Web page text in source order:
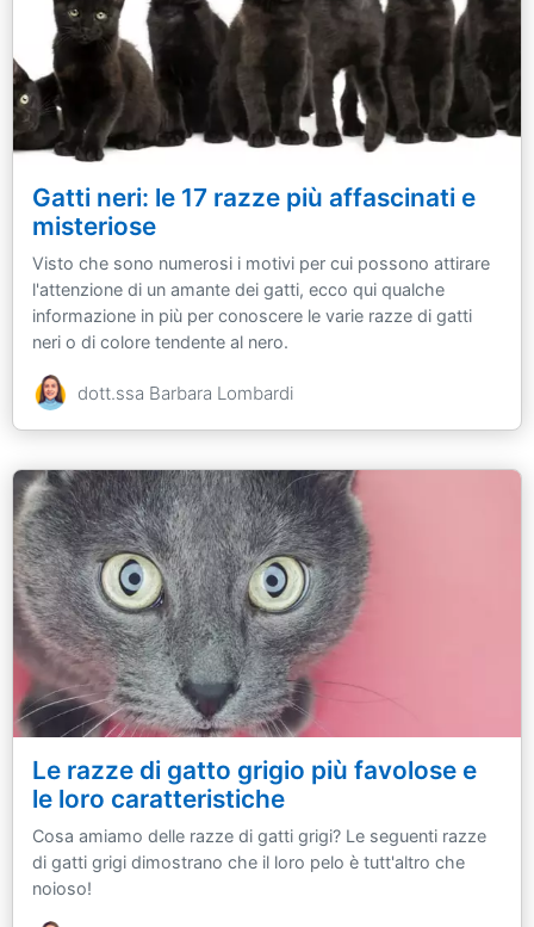
Gatti neri: le 17 razze più affascinati e
misteriose
Visto che sono numerosi i motivi per cui possono attirare
l'attenzione di un amante dei gatti, ecco qui qualche
informazione in più per conoscere le varie razze di gatti
neri o di colore tendente al nero.
dott.ssa Barbara Lombardi
Le razze di gatto grigio più favolose e
le loro caratteristiche
Cosa amiamo delle razze di gatti grigi? Le seguenti razze
di gatti grigi dimostrano che il loro pelo è tutt'altro che
noioso!